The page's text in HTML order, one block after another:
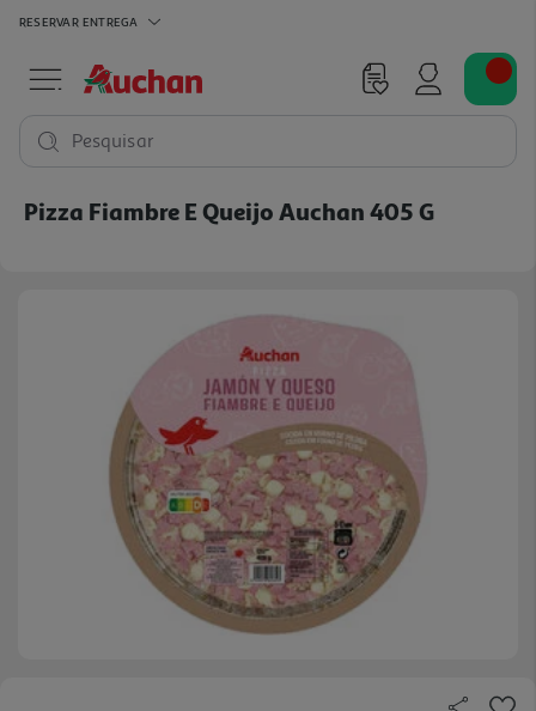
RESERVAR ENTREGA
Pesquisar
Pizza Fiambre E Queijo Auchan 405 G